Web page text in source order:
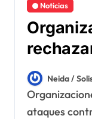
Noticias
buscan
Neida /
Organizaciones de mujeres rechazan los
ataques